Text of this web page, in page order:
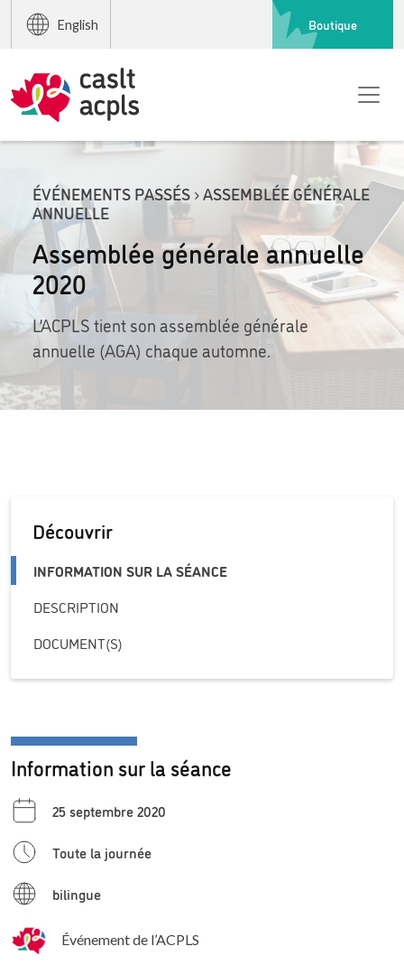
English Boutique
ÉVÉNEMENTS PASSÉS › ASSEMBLÉE GÉNÉRALE
ANNUELLE
Assemblée générale annuelle
2020
L’ACPLS tient son assemblée générale
annuelle (AGA) chaque automne.
Découvrir
INFORMATION SUR LA SÉANCE
DESCRIPTION
DOCUMENT(S)
Information sur la séance
25 septembre 2020
Toute la journée
bilingue
Événement de l’ACPLS